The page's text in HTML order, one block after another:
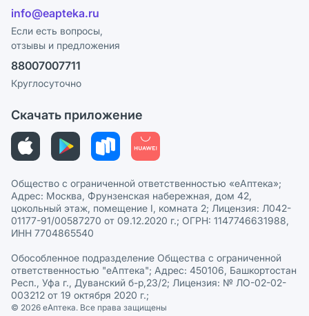
Лицензия
Реклама на сайте
Ваши товары на ЕАПТЕКЕ
Программа СберСпасибо
Политика конфиденциальности
Пользовательское соглашение
Политика рекомендаций
Этика и соответствие
Политика в отношении обработки персональных данных
info@eapteka.ru
Если есть вопросы,
отзывы и предложения
88007007711
Круглосуточно
Скачать приложение
Общество с ограниченной ответственностью «еАптека»;
Адрес: Москва, Фрунзенская набережная, дом 42,
цокольный этаж, помещение I, комната 2; Лицензия: Л042-
01177-91/00587270 от 09.12.2020 г.; ОГРН: 1147746631988,
ИНН 7704865540
Обособленное подразделение Общества с ограниченной
ответственностью "еАптека"; Адрес: 450106, Башкортостан
Респ., Уфа г., Дуванский б-р,23/2; Лицензия: № ЛО-02-02-
003212 от 19 октября 2020 г.;
© 2026 eАптека. Все права защищены